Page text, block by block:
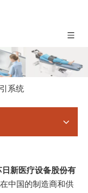
系统
新医疗设备股份有
在中国的制造商和供